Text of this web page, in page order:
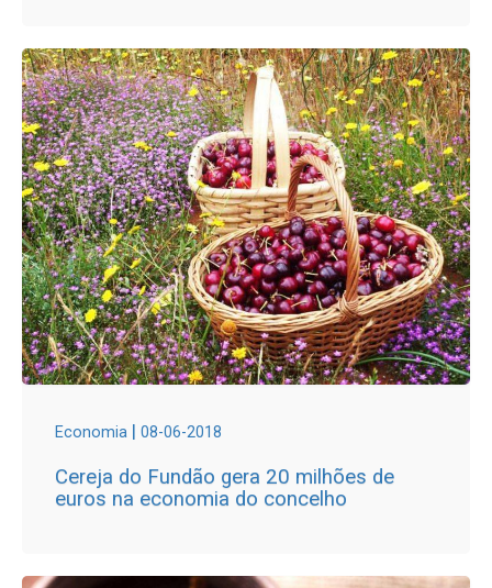
Economia | 08-06-2018
Cereja do Fundão gera 20 milhões de
euros na economia do concelho